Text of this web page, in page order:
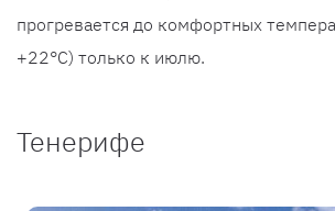
прогревается до комфортных
+22°C) только к июлю.
Тенерифе